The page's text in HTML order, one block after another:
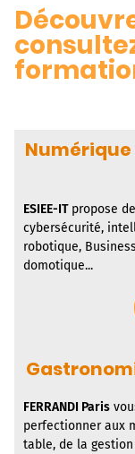
ESIEE-ITpropose
cybersécurité,
robotique,
domotique...
FERRANDI Paris
perfectionner aux
table, de la